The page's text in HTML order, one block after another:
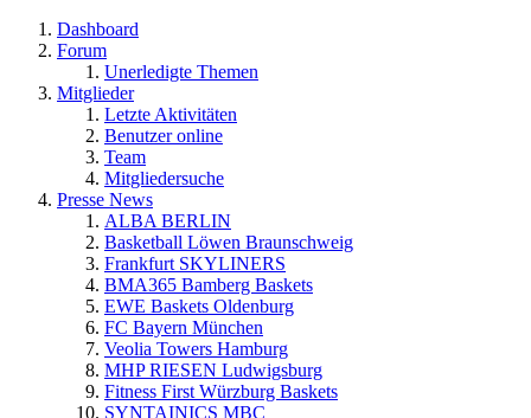
Dashboard
Forum
Unerledigte Themen
Mitglieder
Letzte Aktivitäten
Benutzer online
Team
Mitgliedersuche
Presse News
ALBA BERLIN
Basketball Löwen Braunschweig
Frankfurt SKYLINERS
BMA365 Bamberg Baskets
EWE Baskets Oldenburg
FC Bayern München
Veolia Towers Hamburg
MHP RIESEN Ludwigsburg
Fitness First Würzburg Baskets
SYNTAINICS MBC